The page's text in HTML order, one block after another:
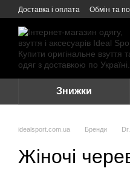
Перейти до основного
Доставка і оплата Обмін та
Знижки
idealsport.com.ua Бренди
Жіночі